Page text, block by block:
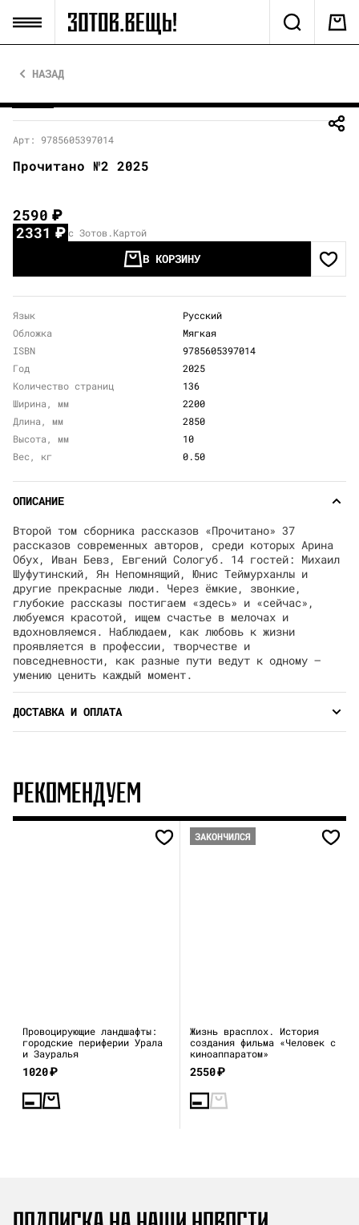
НАЗАД
Арт: 9785605397014
Прочитано №2 2025
2590₽
2331₽ с Зотов.Картой
В КОРЗИНУ
Язык
Русский
Обложка
Мягкая
ISBN
9785605397014
Год
2025
Количество страниц
136
Ширина, мм
2200
Длина, мм
2850
Высота, мм
10
Вес, кг
0.50
ОПИСАНИЕ
Второй том сборника рассказов «Прочитано» 37
рассказов современных авторов, среди которых Арина
Обух, Иван Бевз, Евгений Сологуб. 14 гостей: Михаил
Шуфутинский, Ян Непомнящий, Юнис Теймурханлы и
другие прекрасные люди. Через ёмкие, звонкие,
глубокие рассказы постигаем «здесь» и «сейчас»,
любуемся красотой, ищем счастье в мелочах и
вдохновляемся. Наблюдаем, как любовь к жизни
проявляется в профессии, творчестве и
повседневности, как разные пути ведут к одному —
умению ценить каждый момент.
ДОСТАВКА И ОПЛАТА
РЕКОМЕНДУЕМ
Провоцирующие ландшафты:
городские периферии Урала
и Зауралья
1020₽
ЗАКОНЧИЛСЯ
Жизнь врасплох. История
создания фильма «Человек с
киноаппаратом»
2550₽